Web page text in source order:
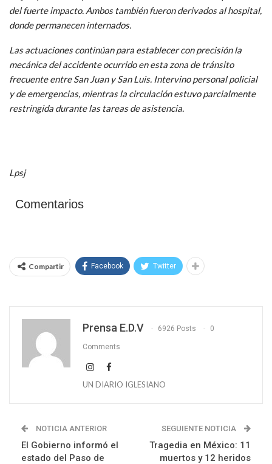
del fuerte impacto. Ambos también fueron derivados al hospital,
donde permanecen internados.
Las actuaciones continúan para establecer con precisión la
mecánica del accidente ocurrido en esta zona de tránsito
frecuente entre San Juan y San Luis. Intervino personal policial
y de emergencias, mientras la circulación estuvo parcialmente
restringida durante las tareas de asistencia.
Lpsj
Comentarios
Compartir Facebook Twitter
Prensa E.D.V 6926 Posts 0
Comments
UN DIARIO IGLESIANO
NOTICIA ANTERIOR
El Gobierno informó el
estado del Paso de
SEGUIENTE NOTICIA
Tragedia en México: 11
muertos y 12 heridos